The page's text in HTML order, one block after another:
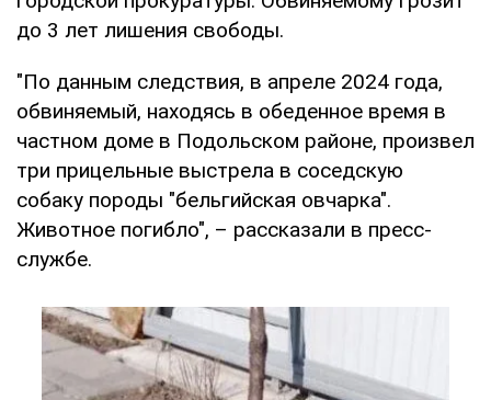
до 3 лет лишения свободы.
"По данным следствия, в апреле 2024 года,
обвиняемый, находясь в обеденное время в
частном доме в Подольском районе, произвел
три прицельные выстрела в соседскую
собаку породы "бельгийская овчарка".
Животное погибло", – рассказали в пресс-
службе.